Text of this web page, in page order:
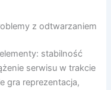
z odtwarzaniem
stabilność
serwisu w trakcie
gra reprezentacja,